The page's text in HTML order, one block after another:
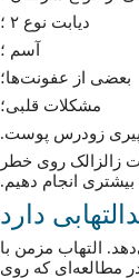
دیابت نوع ۲ ؛
آسم ؛
بعضی از عفونت‌ها؛
مشکلات قلبی؛
پیری زودرس پوست.
زالزالک روی خطر
بیشتری انجام دهیم.
التهاب مزمن با
است. در مطالعه‌ای که روی